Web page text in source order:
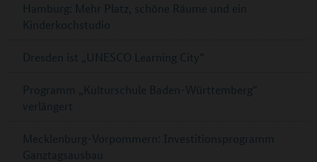
Hamburg: Mehr Platz, schöne Räume und ein
Kinderkochstudio
Dresden ist „UNESCO Learning City“
Programm „Kulturschule Baden-Württemberg“
verlängert
Mecklenburg-Vorpommern: Investitionsprogramm
Ganztagsausbau